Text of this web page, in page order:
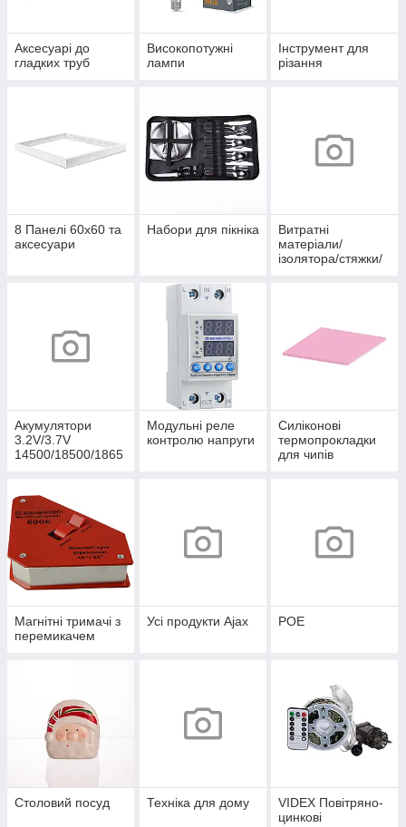
Аксесуарі до
гладких труб
Високопотужні
лампи
Інструмент для
різання
8 Панелі 60х60 та
аксесуари
Набори для пікніка
Витратні
матеріали/
ізолятора/стяжки/
органайзери
Акумулятори
3.2V/3.7V
14500/18500/1865
Модульні реле
контролю напруги
Силіконові
термопрокладки
для чипів
Магнітні тримачі з
перемикачем
Усі продукти Ajax POE
Столовий посуд Техніка для дому
VIDEX Повітряно-
цинкові